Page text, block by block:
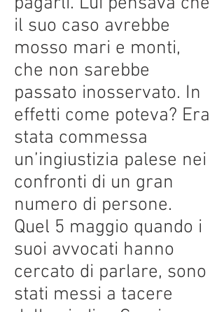
il suo caso avrebbe
mosso mari e monti,
che non sarebbe
passato inosservato. In
effetti come poteva? Era
stata commessa
un’ingiustizia palese nei
confronti di un gran
numero di persone.
Quel 5 maggio quando i
suoi avvocati hanno
cercato di parlare, sono
stati messi a tacere